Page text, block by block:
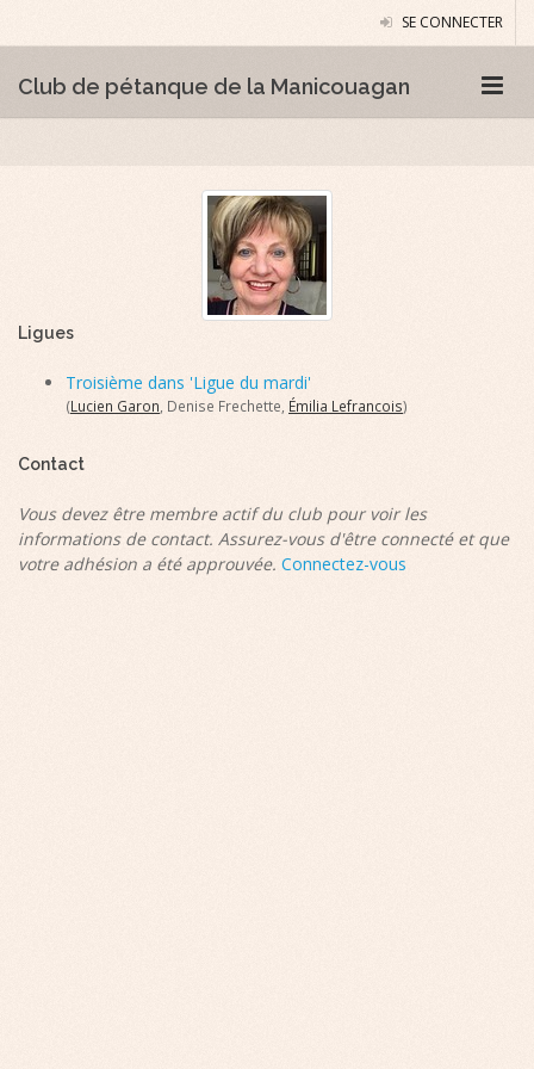
SE CONNECTER
Club de pétanque de la Manicouagan
Ligues
Troisième dans 'Ligue du mardi'
(Lucien Garon , Denise Frechette, Émilia Lefrancois)
Contact
Vous devez être membre actif du club pour voir les
informations de contact. Assurez-vous d'être connecté et que
votre adhésion a été approuvée. Connectez-vous